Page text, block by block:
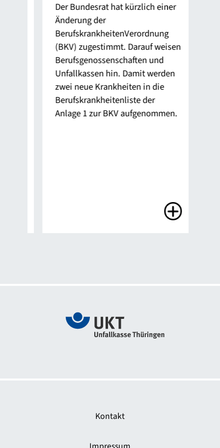
Der Bundesrat hat kürzlich einer
Änderung der
BerufskrankheitenVerordnung
(BKV) zugestimmt. Darauf weisen
Berufsgenossenschaften und
Unfallkassen hin. Damit werden
zwei neue Krankheiten in die
Berufskrankheitenliste der
Anlage 1 zur BKV aufgenommen.
Kontakt